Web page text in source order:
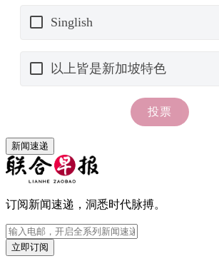
新闻速递
订阅新闻速递，洞悉时代脉搏。
立即订阅